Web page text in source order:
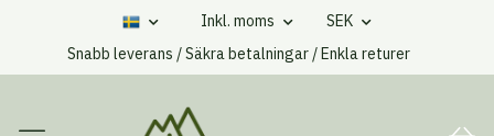
Inkl. moms
SEK
Snabb leverans / Säkra betalningar / Enkla returer